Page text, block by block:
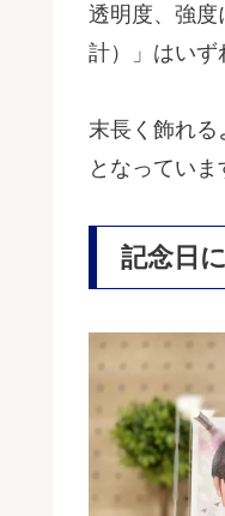
透明度、強度
計）」はいず
末長く飾れる
となっていま
記念日